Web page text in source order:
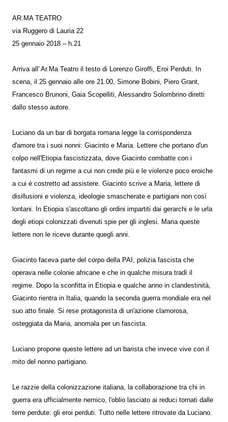
AR.MA TEATRO
via Ruggero di Lauria 22
25 gennaio 2018 – h.21
Arriva all' Ar.Ma Teatro il testo di Lorenzo Giroffi, Eroi Perduti. In
scena, il 25 gennaio alle ore 21.00, Simone Bobini, Piero Grant,
Francesco Brunoni, Gaia Scopelliti, Alessandro Solombrino diretti
dallo stesso autore.
Luciano da un bar di borgata romana legge la corrispondenza
d'amore tra i suoi nonni: Giacinto e Maria. Lettere che portano d'un
colpo nell'Etiopia fascistizzata, dove Giacinto combatte con i
fantasmi di un regime a cui non crede più e le violenze poco eroiche
a cui è costretto ad assistere. Giacinto scrive a Maria, lettere di
disillusioni e violenza, ideologie smascherate e partigiani non così
lontani. In Etiopia s'ascoltano gli ordini impartiti dai gerarchi e le urla
degli etiopi colonizzati divenuti spie per gli inglesi. Maria queste
lettere non le riceve durante quegli anni.
Giacinto faceva parte del corpo della PAI, polizia fascista che
operava nelle colonie africane e che in qualche misura tradì il
regime. Dopo la sconfitta in Etiopia e qualche anno in clandestinità,
Giacinto rientra in Italia, quando la seconda guerra mondiale era nel
suo atto finale. Si rese protagonista di un'azione clamorosa,
osteggiata da Maria, anomala per un fascista.
Luciano propone queste lettere ad un barista che invece vive con il
mito del nonno partigiano.
Le razzie della colonizzazione italiana, la collaborazione tra chi in
guerra era ufficialmente nemico, l'oblio lasciato ai reduci tornati dalle
terre perdute: gli eroi perduti. Tutto nelle lettere ritrovate da Luciano.